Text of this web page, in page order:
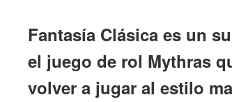
Fantasía Clásica es un
el juego de rol Mythras
volver a jugar al estilo